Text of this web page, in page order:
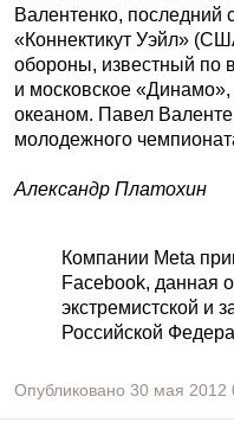
Валентенко, последний
«Коннектикут Уэйл»
обороны, известный по
и московское «Динамо»,
океаном. Павел
молодежного
Александр Платохин
Компании Meta
Facebook, данная
экстремистской и
Российской
Опубликовано 30 мая 2012